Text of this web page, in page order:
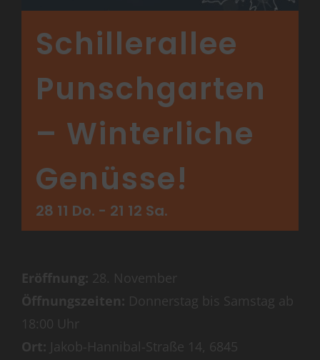
Schillerallee
Punschgarten
– Winterliche
Genüsse!
28 11 Do. - 21 12 Sa.
Eröffnung: 28. November
Öffnungszeiten: Donnerstag bis Samstag ab
18:00 Uhr
Ort: Jakob-Hannibal-Straße 14, 6845